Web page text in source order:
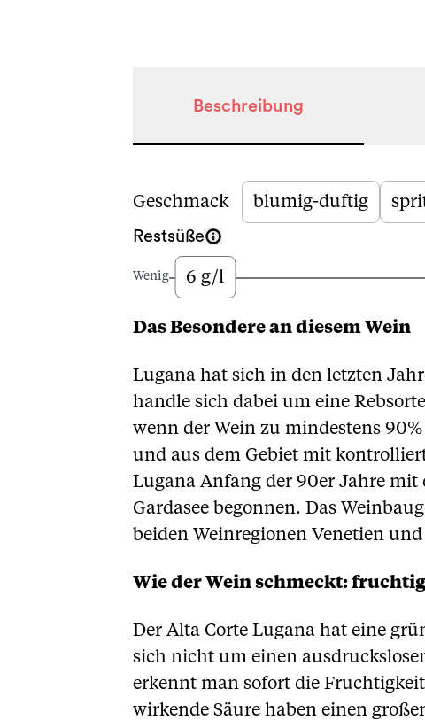
Beschreibung
Beschreibung
Geschmack blumig-duftig
Restsüße
Wenig 6 g/l
Das Besondere an diesem Wein
Lugana hat sich in den letzten
handle sich dabei um eine
wenn der Wein zu mindestens
und aus dem Gebiet mit
Lugana Anfang der 90er Jahre
Gardasee begonnen. Das
beiden Weinregionen Venetien
Wie der Wein schmeckt:
Der Alta Corte Lugana hat eine
sich nicht um einen
erkennt man sofort die
wirkende Säure haben einen